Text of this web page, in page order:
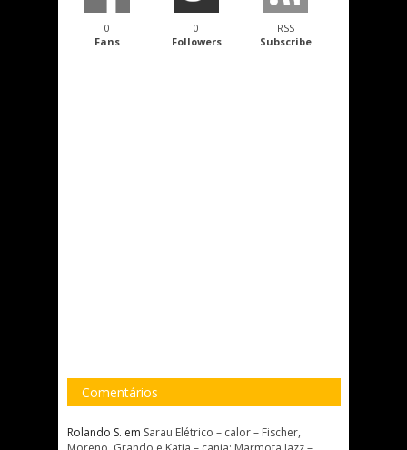
0
Fans
0
Followers
RSS
Subscribe
Comentários
Rolando S. em Sarau Elétrico – calor – Fischer,